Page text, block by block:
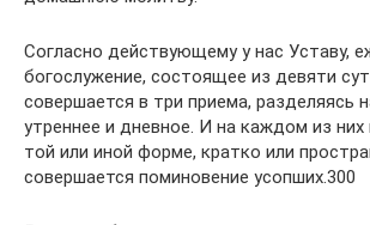
Согласно действующему у нас Уставу,
богослужение, состоящее из девяти
совершается в три приема, разделяясь
утреннее и дневное. И на каждом из них
той или иной форме, кратко или
совершается поминовение усопших.300